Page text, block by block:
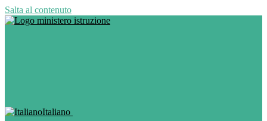
Salta al contenuto
Italiano